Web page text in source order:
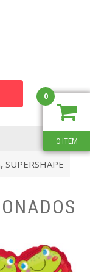
, SUPERSHAPE
0
0 ITEM